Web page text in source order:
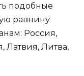
подобные
равнину
Россия,
Латвия, Литва,